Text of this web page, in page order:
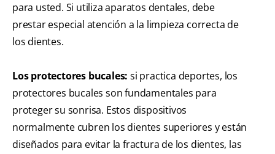
para usted. Si utiliza aparatos dentales, debe
prestar especial atención a la limpieza correcta de
los dientes.
Los protectores bucales: si practica deportes, los
protectores bucales son fundamentales para
proteger su sonrisa. Estos dispositivos
normalmente cubren los dientes superiores y están
diseñados para evitar la fractura de los dientes, las